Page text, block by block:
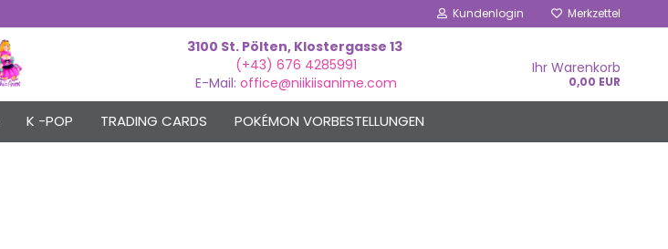
Kundenlogin Merkzettel
3100 St. Pölten, Klostergasse 13
(+43) 676 4285991
E-Mail:office@niikiisanime.com
Ihr Warenkorb
0,00 EUR
K -POP TRADING CARDS POKÉMON VORBESTELLUNGEN